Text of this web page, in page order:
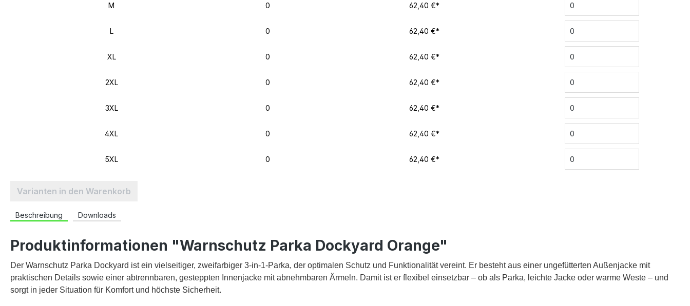
M 0 62,40 €*
L 0 62,40 €*
XL 0 62,40 €*
2XL 0 62,40 €*
3XL 0 62,40 €*
4XL 0 62,40 €*
5XL 0 62,40 €*
Varianten in den Warenkorb
Beschreibung Downloads
Produktinformationen "Warnschutz Parka Dockyard Orange"
Der Warnschutz Parka Dockyard ist ein vielseitiger, zweifarbiger 3-in-1-Parka, der optimalen Schutz und Funktionalität vereint. Er besteht aus einer ungefütterten Außenjacke mit
praktischen Details sowie einer abtrennbaren, gestepp­ten Innenjacke mit abnehmbaren Ärmeln. Damit ist er flexibel einsetzbar – ob als Parka, leichte Jacke oder warme Weste – und
sorgt in jeder Situation für Komfort und höchste Sicherheit.